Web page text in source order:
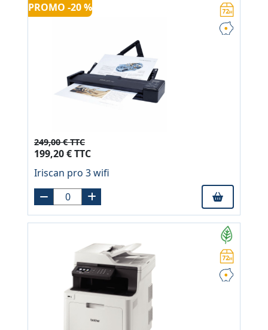
PROMO -20 %
249,00 € TTC
199,20 € TTC
Iriscan pro 3 wifi